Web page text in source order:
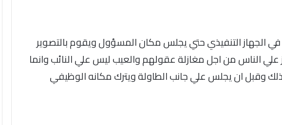
في الجهاز التنفيذي حتي يجلس مكان المسؤول ويقوم بالتصوير
الناس من اجل مغازلة عقولهم والعيب ليس علي النائب وانما
وقبل ان يجلس علي جانب الطاولة ويترك مكانه الوظيفي